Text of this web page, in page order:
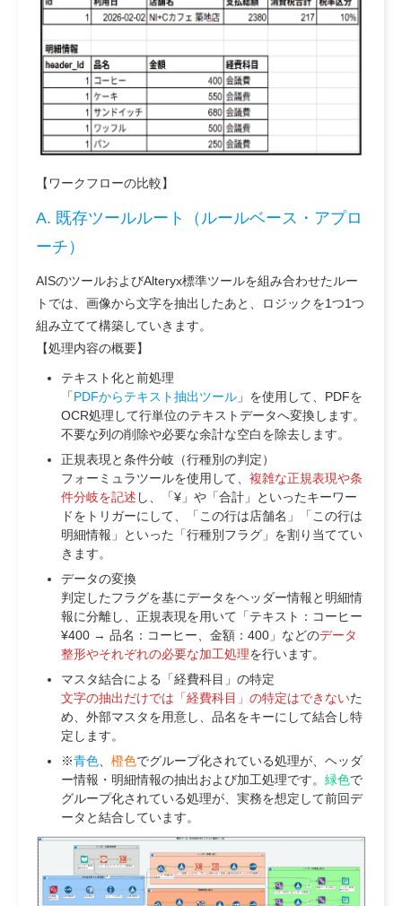
【ワークフローの比較】
A. 既存ツールルート（ルールベース・アプロ
ーチ）
AISのツールおよびAlteryx標準ツールを組み合わせたルー
トでは、画像から文字を抽出したあと、ロジックを1つ1つ
組み立てて構築していきます。
【処理内容の概要】
テキスト化と前処理
「PDFからテキスト抽出ツール 」を使用して、PDFを
OCR処理して行単位のテキストデータへ変換します。
不要な列の削除や必要な余計な空白を除去します。
正規表現 と条件分岐（行種別の判定）
フォーミュラツールを使用して、 複雑な正規表現や条
件分岐を記述 し、「¥」や「合計」といったキーワー
ドをトリガーにして、「この行は店舗名」「この行は
明細情報」といった「行種別フラグ」を割り当ててい
きます。
データの変換
判定したフラグを基にデータをヘッダー情報と明細情
報に分離し、正規表現を用いて「テキスト：コーヒー
¥400 → 品名：コーヒー、金額：400」などのデータ
整形やそれぞれの必要な加工処理を行います。
マスタ結合による「経費科目」の特定
文字の抽出だけでは「経費科目」の特定はできないた
め、外部マスタを用意し、品名をキーにして結合し特
定します。
※青色 橙色でグループ化されている処理が、ヘッダ
ー情報・明細情報の抽出および加工処理です。 緑色で
グループ化されている処理が、実務を想定して前回デ
ータと結合しています。